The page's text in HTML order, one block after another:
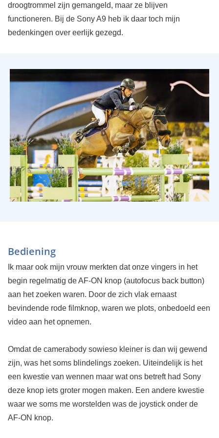
droogtrommel zijn gemangeld, maar ze blijven
functioneren. Bij de Sony A9 heb ik daar toch mijn
bedenkingen over eerlijk gezegd.
Bediening
Ik maar ook mijn vrouw merkten dat onze vingers in het
begin regelmatig de AF-ON knop (autofocus back button)
aan het zoeken waren. Door de zich vlak ernaast
bevindende rode filmknop, waren we plots, onbedoeld een
video aan het opnemen.
Omdat de camerabody sowieso kleiner is dan wij gewend
zijn, was het soms blindelings zoeken. Uiteindelijk is het
een kwestie van wennen maar wat ons betreft had Sony
deze knop iets groter mogen maken. Een andere kwestie
waar we soms me worstelden was de joystick onder de
AF-ON knop.